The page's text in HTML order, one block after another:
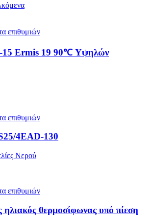
επιθυμιών
15 Ermis 19 90℃ Υψηλών
επιθυμιών
4EAD-130
Νερού
επιθυμιών
θερμοσίφωνας υπό πίεση